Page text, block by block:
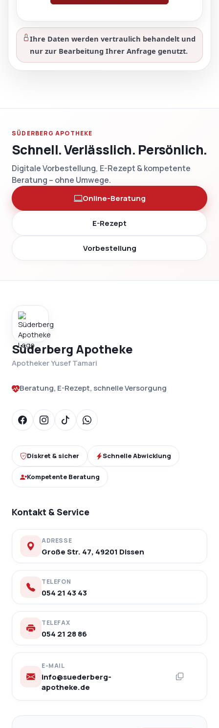
Ihre Daten werden vertraulich behandelt und
nur zur Bearbeitung Ihrer Anfrage genutzt.
SÜDERBERG APOTHEKE
Schnell. Verlässlich. Persönlich.
Digitale Vorbestellung, E-Rezept & kompetente
Beratung – ohne Umwege.
Online-Beratung
E-Rezept
Vorbestellung
Süderberg Apotheke
Apotheker Yusef Tamari
Beratung, E-Rezept, schnelle Versorgung
Diskret & sicher Schnelle Abwicklung
Kompetente Beratung
Kontakt & Service
ADRESSE
Große Str. 47, 49201 Dissen
TELEFON
054 21 43 43
TELEFAX
054 21 28 86
E-MAIL
info@suederberg-
apotheke.de